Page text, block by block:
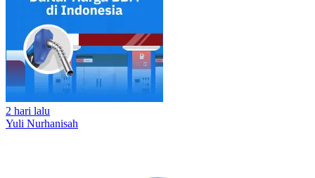
2 hari lalu
Yuli Nurhanisah